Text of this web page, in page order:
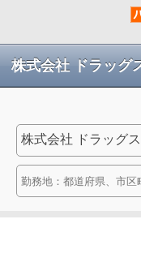
株式会社 ドラッグ